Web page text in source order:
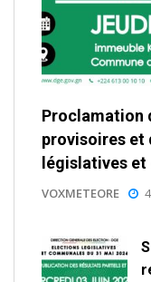
Proclamation
provisoires et
législatives et
VOXMETEORE